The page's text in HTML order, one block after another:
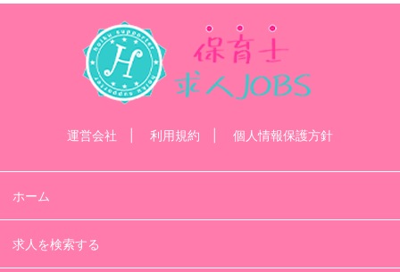
運営会社 利用規約 個人情報保護方針
ホーム
求人を検索する